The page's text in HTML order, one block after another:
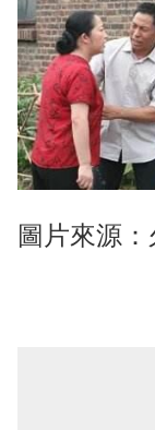
圖片來源：